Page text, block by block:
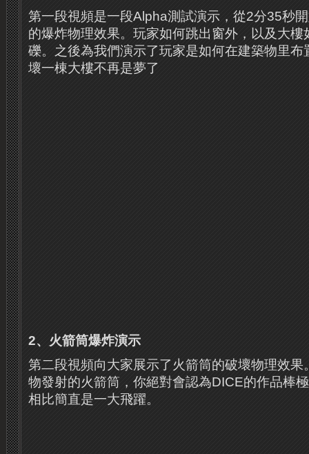
第一段視頻是一段Alpha測試演示，從2分35秒
的爆炸物理效果。 玩家如何跳出窗外，以及大樓
礫。 之後為我們演示了玩家是如何在建築物里
壞一棟大樓不再是夢了
2、火箭筒爆炸演示
第二段視頻向大家展示了火箭筒的破壞物理效果
物發射的火箭筒，你絕對會認為DICE的作品棒
相比簡直是一大飛躍。